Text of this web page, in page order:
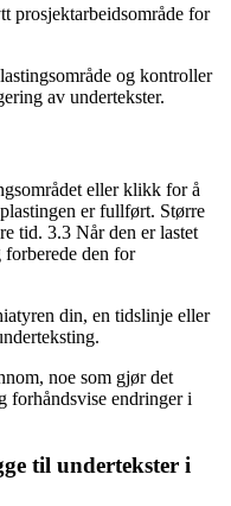
prosjektarbeidsområde for
og kontroller
av undertekster.
eller klikk for å
er fullført. Større
tid. 3.3 Når den er lastet
den for
din, en tidslinje eller
noe som gjør det
forhåndsvise endringer i
til undertekster i